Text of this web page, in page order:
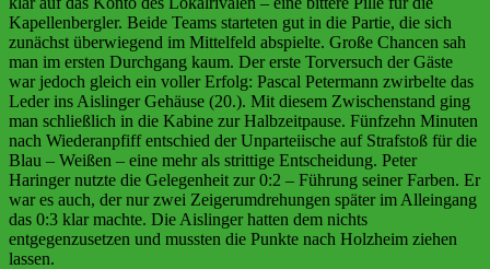
Kapellenbergler. Beide Teams starteten gut in die Partie, die sich
zunächst überwiegend im Mittelfeld abspielte. Große Chancen sah
man im ersten Durchgang kaum. Der erste Torversuch der Gäste
war jedoch gleich ein voller Erfolg: Pascal Petermann zwirbelte das
Leder ins Aislinger Gehäuse (20.). Mit diesem Zwischenstand ging
man schließlich in die Kabine zur Halbzeitpause. Fünfzehn Minuten
nach Wiederanpfiff entschied der Unparteiische auf Strafstoß für die
Blau – Weißen – eine mehr als strittige Entscheidung. Peter
Haringer nutzte die Gelegenheit zur 0:2 – Führung seiner Farben. Er
war es auch, der nur zwei Zeigerumdrehungen später im Alleingang
das 0:3 klar machte. Die Aislinger hatten dem nichts
entgegenzusetzen und mussten die Punkte nach Holzheim ziehen
lassen.